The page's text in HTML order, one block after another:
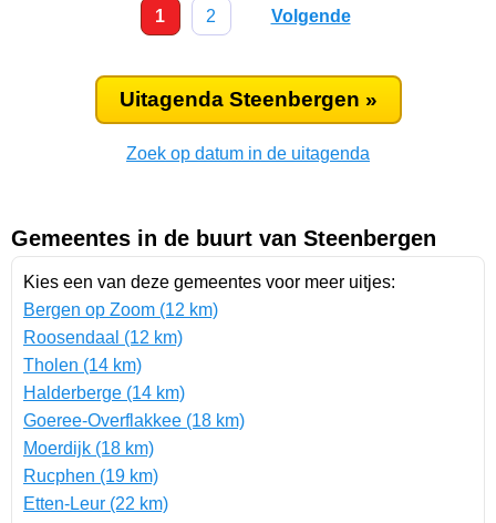
1 2 Volgende
Uitagenda Steenbergen »
Zoek op datum in de uitagenda
Gemeentes in de buurt van Steenbergen
Kies een van deze gemeentes voor meer uitjes:
Bergen op Zoom (12 km)
Roosendaal (12 km)
Tholen (14 km)
Halderberge (14 km)
Goeree-Overflakkee (18 km)
Moerdijk (18 km)
Rucphen (19 km)
Etten-Leur (22 km)